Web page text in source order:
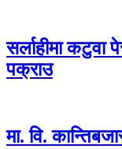
सर्लाहीमा कटुवा
पक्राउ
मा. वि.